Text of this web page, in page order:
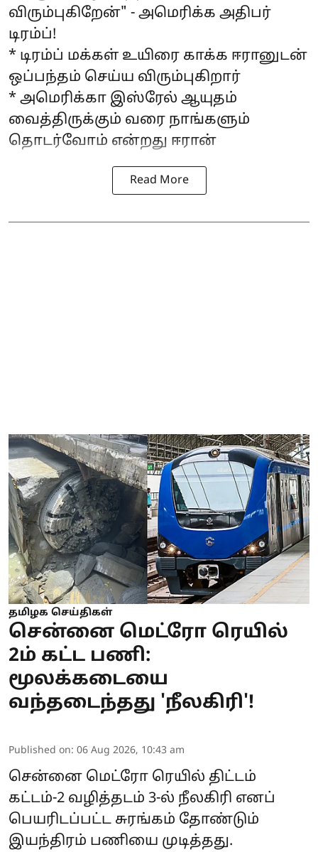
விரும்புகிறேன்" - அமெரிக்க அதிபர்
டிரம்ப்!
* டிரம்ப் மக்கள் உயிரை காக்க ஈரானுடன்
ஒப்பந்தம் செய்ய விரும்புகிறார்
* அமெரிக்கா இஸ்ரேல் ஆயுதம்
வைத்திருக்கும் வரை நாங்களும்
தொடர்வோம் என்றது ஈரான்
Read More
தமிழக செய்திகள்
சென்னை மெட்ரோ ரெயில்
2ம் கட்ட பணி:
மூலக்கடையை
வந்தடைந்தது 'நீலகிரி'!
Published on: 06 Aug 2026, 10:43 am
சென்னை மெட்ரோ ரெயில் திட்டம்
கட்டம்-2 வழித்தடம் 3-ல் நீலகிரி எனப்
பெயரிடப்பட்ட சுரங்கம் தோண்டும்
இயந்திரம் பணியை முடித்தது.